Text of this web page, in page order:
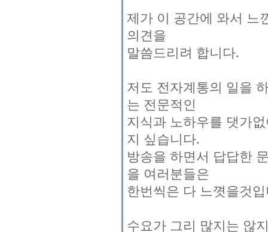
제가 이 공간에 와서 느
의견을
말씀드리려 합니다.
저도 전자계통의 일을
는 전문적인
지식과 노하우를 댓가
지 싶습니다.
방송을 하면서 답답한
을 여러분들은
한번씩은 다 느꼇을것
수요가 그리 많지는 않